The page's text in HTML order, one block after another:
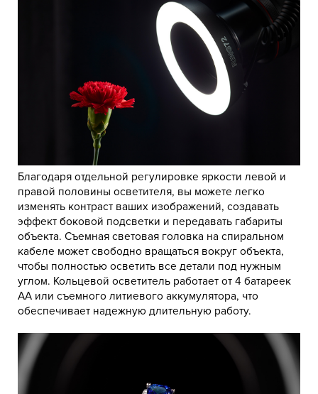
Благодаря отдельной регулировке яркости левой и
правой половины осветителя, вы можете легко
изменять контраст ваших изображений, создавать
эффект боковой подсветки и передавать габариты
объекта. Съемная световая головка на спиральном
кабеле может свободно вращаться вокруг объекта,
чтобы полностью осветить все детали под нужным
углом. Кольцевой осветитель работает от 4 батареек
AA или съемного литиевого аккумулятора, что
обеспечивает надежную длительную работу.